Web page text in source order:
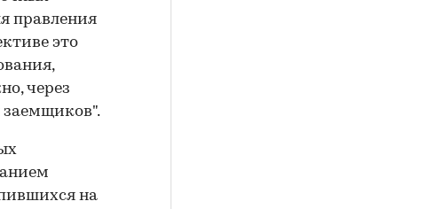
правления
это
через
заемщиков".
на